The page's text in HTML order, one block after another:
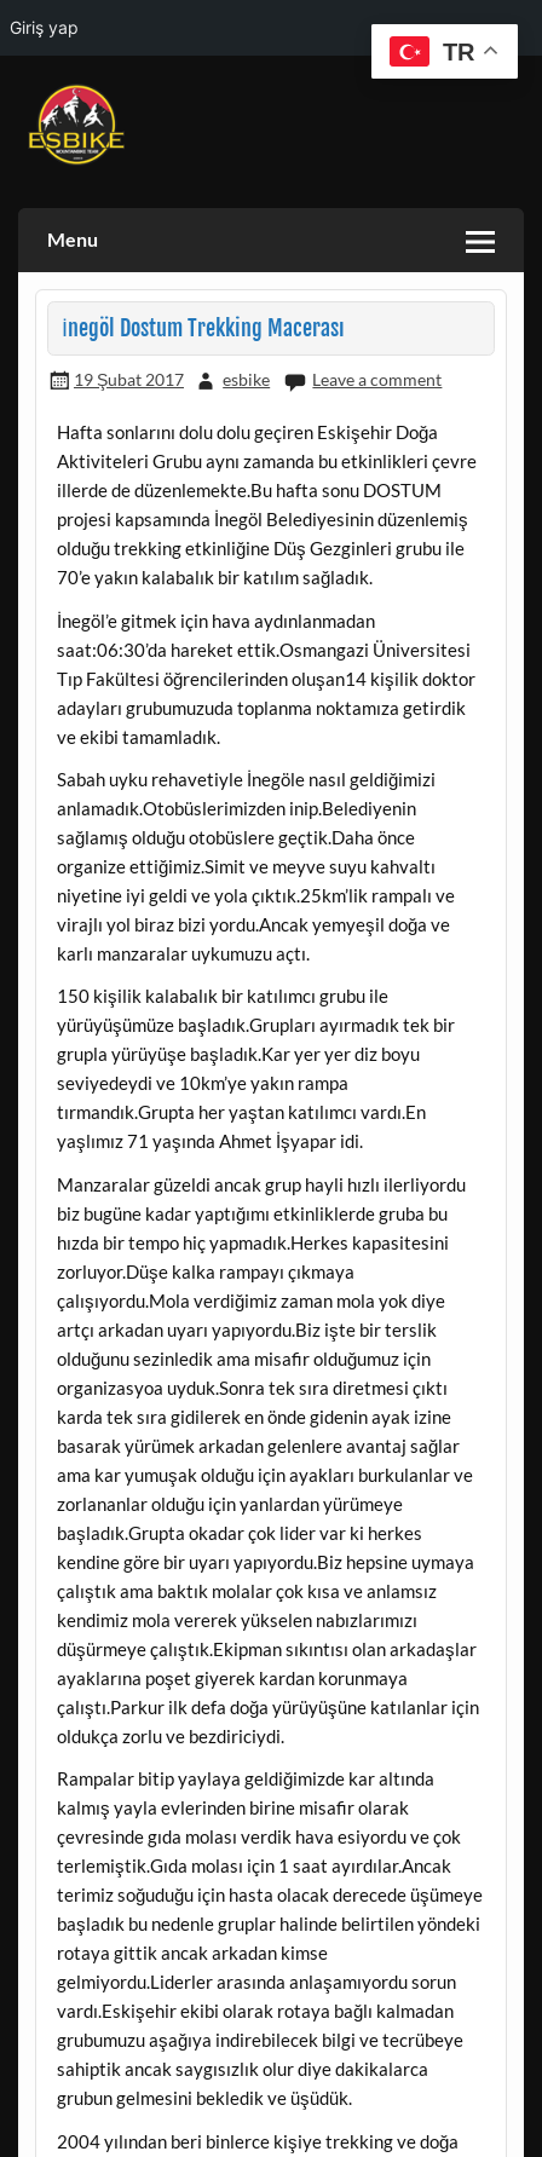
Giriş yap
Skip
content
Menu
İnegöl Dostum Trekking Macerası
19 Şubat 2017 esbike Leave a comment
Hafta sonlarını dolu dolu geçiren Eskişehir Doğa
Aktiviteleri Grubu aynı zamanda bu etkinlikleri çevre
illerde de düzenlemekte.Bu hafta sonu DOSTUM
projesi kapsamında İnegöl Belediyesinin düzenlemiş
olduğu trekking etkinliğine Düş Gezginleri grubu ile
70’e yakın kalabalık bir katılım sağladık.
İnegöl’e gitmek için hava aydınlanmadan
saat:06:30’da hareket ettik.Osmangazi Üniversitesi
Tıp Fakültesi öğrencilerinden oluşan14 kişilik doktor
adayları grubumuzuda toplanma noktamıza getirdik
ve ekibi tamamladık.
Sabah uyku rehavetiyle İnegöle nasıl geldiğimizi
anlamadık.Otobüslerimizden inip.Belediyenin
sağlamış olduğu otobüslere geçtik.Daha önce
organize ettiğimiz.Simit ve meyve suyu kahvaltı
niyetine iyi geldi ve yola çıktık.25km’lik rampalı ve
virajlı yol biraz bizi yordu.Ancak yemyeşil doğa ve
karlı manzaralar uykumuzu açtı.
150 kişilik kalabalık bir katılımcı grubu ile
yürüyüşümüze başladık.Grupları ayırmadık tek bir
grupla yürüyüşe başladık.Kar yer yer diz boyu
seviyedeydi ve 10km’ye yakın rampa
tırmandık.Grupta her yaştan katılımcı vardı.En
yaşlımız 71 yaşında Ahmet İşyapar idi.
Manzaralar güzeldi ancak grup hayli hızlı ilerliyordu
biz bugüne kadar yaptığımı etkinliklerde gruba bu
hızda bir tempo hiç yapmadık.Herkes kapasitesini
zorluyor.Düşe kalka rampayı çıkmaya
çalışıyordu.Mola verdiğimiz zaman mola yok diye
artçı arkadan uyarı yapıyordu.Biz işte bir terslik
olduğunu sezinledik ama misafir olduğumuz için
organizasyoa uyduk.Sonra tek sıra diretmesi çıktı
karda tek sıra gidilerek en önde gidenin ayak izine
basarak yürümek arkadan gelenlere avantaj sağlar
ama kar yumuşak olduğu için ayakları burkulanlar ve
zorlananlar olduğu için yanlardan yürümeye
başladık.Grupta okadar çok lider var ki herkes
kendine göre bir uyarı yapıyordu.Biz hepsine uymaya
çalıştık ama baktık molalar çok kısa ve anlamsız
kendimiz mola vererek yükselen nabızlarımızı
düşürmeye çalıştık.Ekipman sıkıntısı olan arkadaşlar
ayaklarına poşet giyerek kardan korunmaya
çalıştı.Parkur ilk defa doğa yürüyüşüne katılanlar için
oldukça zorlu ve bezdiriciydi.
Rampalar bitip yaylaya geldiğimizde kar altında
kalmış yayla evlerinden birine misafir olarak
çevresinde gıda molası verdik hava esiyordu ve çok
terlemiştik.Gıda molası için 1 saat ayırdılar.Ancak
terimiz soğuduğu için hasta olacak derecede üşümeye
başladık bu nedenle gruplar halinde belirtilen yöndeki
rotaya gittik ancak arkadan kimse
gelmiyordu.Liderler arasında anlaşamıyordu sorun
vardı.Eskişehir ekibi olarak rotaya bağlı kalmadan
grubumuzu aşağıya indirebilecek bilgi ve tecrübeye
sahiptik ancak saygısızlık olur diye dakikalarca
grubun gelmesini bekledik ve üşüdük.
2004 yılından beri binlerce kişiye trekking ve doğa
TR